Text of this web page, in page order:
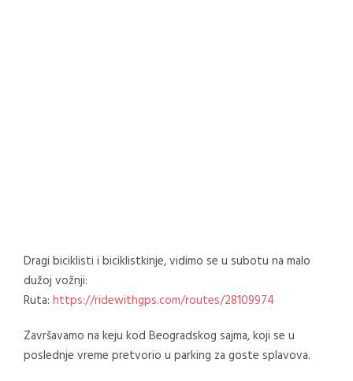
Dragi biciklisti i biciklistkinje, vidimo se u subotu na malo
dužoj vožnji:
Ruta: https://ridewithgps.com/routes/28109974
Završavamo na keju kod Beogradskog sajma, koji se u
poslednje vreme pretvorio u parking za goste splavova.